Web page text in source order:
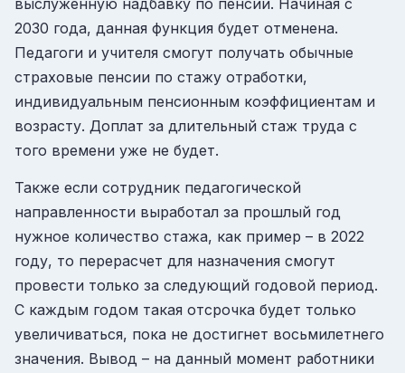
выслуженную надбавку по пенсии. Начиная с
2030 года, данная функция будет отменена.
Педагоги и учителя смогут получать обычные
страховые пенсии по стажу отработки,
индивидуальным пенсионным коэффициентам и
возрасту. Доплат за длительный стаж труда с
того времени уже не будет.
Также если сотрудник педагогической
направленности выработал за прошлый год
нужное количество стажа, как пример – в 2022
году, то перерасчет для назначения смогут
провести только за следующий годовой период.
С каждым годом такая отсрочка будет только
увеличиваться, пока не достигнет восьмилетнего
значения. Вывод – на данный момент работники